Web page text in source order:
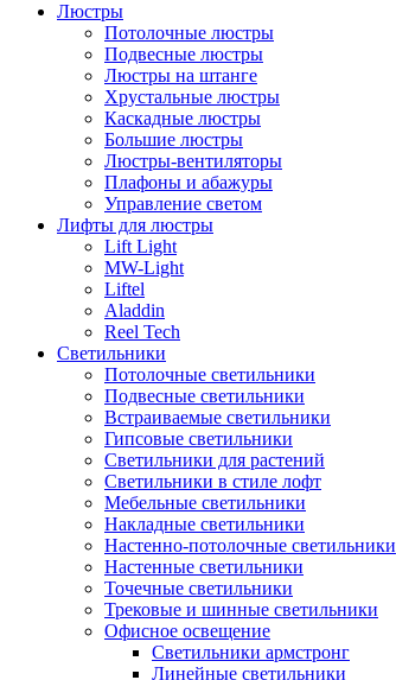
Люстры
Потолочные люстры
Подвесные люстры
Люстры на штанге
Хрустальные люстры
Каскадные люстры
Большие люстры
Люстры-вентиляторы
Плафоны и абажуры
Управление светом
Лифты для люстры
Lift Light
MW-Light
Liftel
Aladdin
Reel Tech
Светильники
Потолочные светильники
Подвесные светильники
Встраиваемые светильники
Гипсовые светильники
Светильники для растений
Светильники в стиле лофт
Мебельные светильники
Накладные светильники
Настенно-потолочные светильники
Настенные светильники
Точечные светильники
Трековые и шинные светильники
Офисное освещение
Светильники армстронг
Линейные светильники